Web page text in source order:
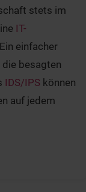
stets im
IT-
einfacher
besagten
IDS/IPS können
auf jedem